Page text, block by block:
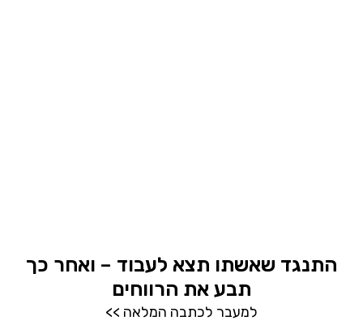
התנגד שאשתו תצא לעבוד – ואחר כך
תבע את הרווחים
למעבר לכתבה המלאה >>